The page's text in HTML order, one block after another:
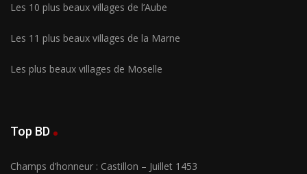
Les 10 plus beaux villages de l’Aube
Les 11 plus beaux villages de la Marne
Les plus beaux villages de Moselle
Top BD
Champs d’honneur : Castillon – Juillet 1453